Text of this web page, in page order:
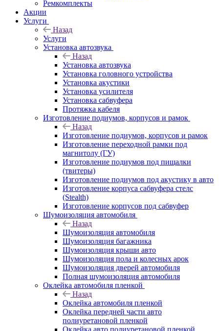
Ремкомплекты
Акции
Услуги
Назад
Услуги
Установка автозвука
Назад
Установка автозвука
Установка головного устройства
Установка акустики
Установка усилителя
Установка сабвуфера
Протяжка кабеля
Изготовление подиумов, корпусов и рамок
Назад
Изготовление подиумов, корпусов и рамок
Изготовление переходной рамки под
магнитолу (ГУ)
Изготовление подиумов под пищалки
(твитеры)
Изготовление подиумов под акустику в авто
Изготовление корпуса сабвуфера стелс
(Stealth)
Изготовление корпусов под сабвуфер
Шумоизоляция автомобиля
Назад
Шумоизоляция автомобиля
Шумоизоляция багажника
Шумоизоляция крыши авто
Шумоизоляция пола и колесных арок
Шумоизоляция дверей автомобиля
Полная шумоизоляция автомобиля
Оклейка автомобиля пленкой
Назад
Оклейка автомобиля пленкой
Оклейка передней части авто
полиуретановой пленкой
Оклейка авто полиуретановой пленкой